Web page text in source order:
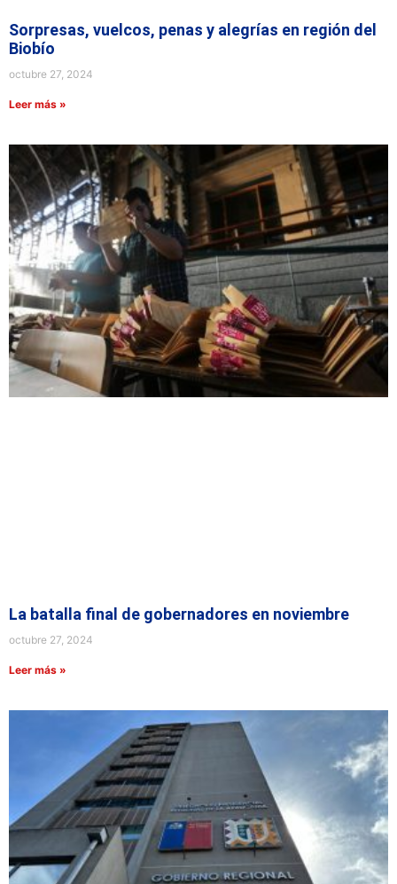
Sorpresas, vuelcos, penas y alegrías en región del
Biobío
octubre 27, 2024
Leer más »
La batalla final de gobernadores en noviembre
octubre 27, 2024
Leer más »